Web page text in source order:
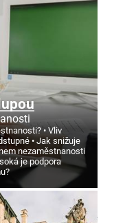
Vliv
Jak snižuje
nezaměstnanosti
je podpora